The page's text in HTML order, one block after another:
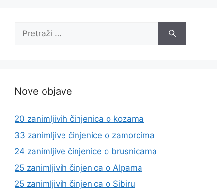
Pretraži:
Nove objave
20 zanimljivih činjenica o kozama
33 zanimljive činjenice o zamorcima
24 zanimljive činjenice o brusnicama
25 zanimljivih činjenica o Alpama
25 zanimljivih činjenica o Sibiru